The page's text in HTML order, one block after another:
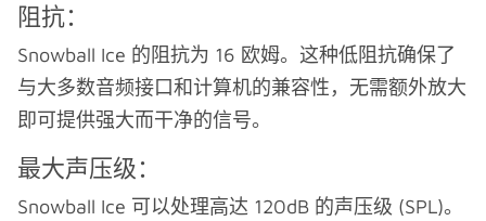
阻抗：
Snowball Ice 的阻抗为 16 欧姆。这种低阻抗确保了
与大多数音频接口和计算机的兼容性，无需额外放大
即可提供强大而干净的信号。
最大声压级：
Snowball Ice 可以处理高达 120dB 的声压级 (SPL)。